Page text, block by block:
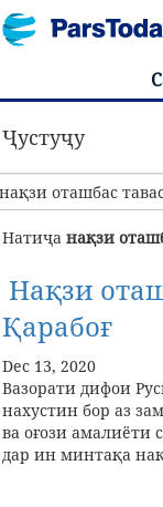
Ҷустуҷу
Натиҷа нақзи
Нақзи
Қара‌боғ
Dec 13, 2020
Вазорати дифои
нахустин бор аз
ва оғози амалиёти
дар ин минтақа